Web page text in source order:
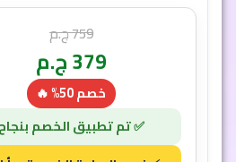
759ج.م
379ج.م
خصم 50% 🔥